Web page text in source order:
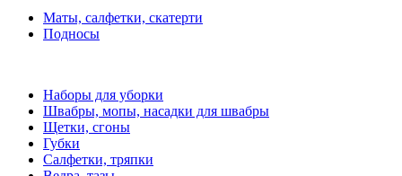
Маты, салфетки, скатерти
Подносы
Наборы для уборки
Швабры, мопы, насадки для швабры
Щетки, сгоны
Губки
Салфетки, тряпки